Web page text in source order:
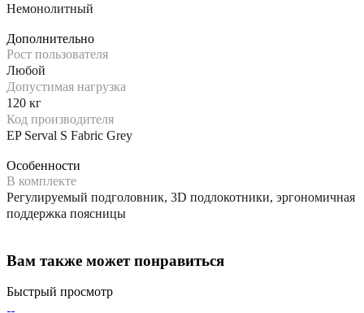
Немонолитный
Дополнительно
Рост пользователя
Любой
Допустимая нагрузка
120 кг
Код производителя
EP Serval S Fabric Grey
Особенности
В комплекте
Регулируемый подголовник, 3D подлокотники, эргономичная
поддержка поясницы
Вам также может понравиться
Быстрый просмотр